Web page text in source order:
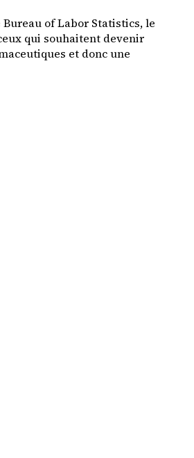
of Labor Statistics, le
qui souhaitent devenir
et donc une